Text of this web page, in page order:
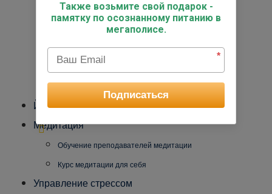
Подарочные сертификаты
Товары для практики
Коврик для йога-туров
Йога-туры
Медитация
Обучение преподавателей медитации
Курс медитации для себя
Управление стрессом
Также возьмите свой подарок -
памятку по осознанному питанию в
мегаполисе.
*
Подписаться